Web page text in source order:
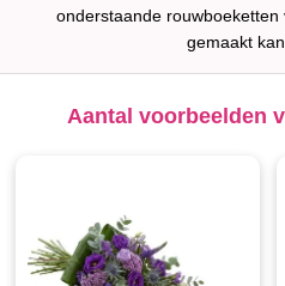
onderstaande
gemaakt
Aantal voorbeelden